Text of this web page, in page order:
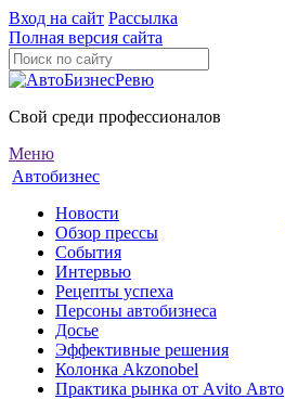
Вход на сайт Рассылка
Полная версия сайта
Свой среди профессионалов
Меню
Автобизнес
Новости
Обзор прессы
События
Интервью
Рецепты успеха
Персоны автобизнеса
Досье
Эффективные решения
Колонка Akzonobel
Практика рынка от Аvito Авто